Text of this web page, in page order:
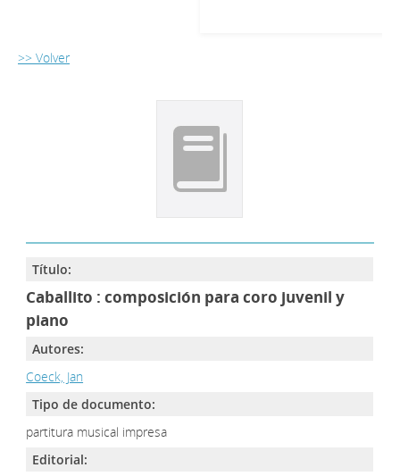
>> Volver
Título:
Caballito : composición para coro juvenil y
piano
Autores:
Coeck, Jan
Tipo de documento:
partitura musical impresa
Editorial: